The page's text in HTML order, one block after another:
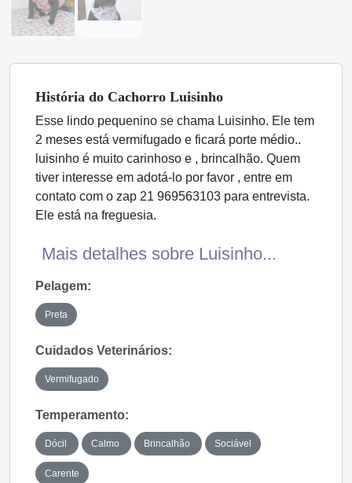
História do Cachorro Luisinho
Esse lindo pequenino se chama Luisinho. Ele tem
2 meses está vermifugado e ficará porte médio..
luisinho é muito carinhoso e , brincalhão. Quem
tiver interesse em adotá-lo por favor , entre em
contato com o zap 21 969563103 para entrevista.
Ele está na freguesia.
Mais detalhes sobre Luisinho...
Pelagem:
Preta
Cuidados Veterinários:
Vermifugado
Temperamento:
Dócil Calmo Brincalhão Sociável
Carente